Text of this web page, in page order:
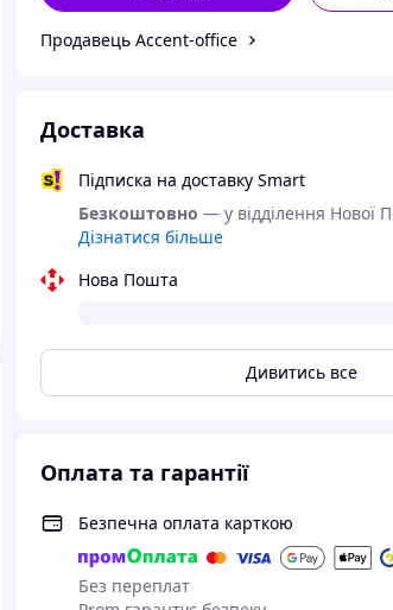
Продавець Accent-office
Доставка
Підписка на доставку Smart
Безкоштовно — у відділення Нової
Дізнатися більше
Нова Пошта
Дивитись все
Оплата та гарантії
Безпечна оплата карткою
Без переплат